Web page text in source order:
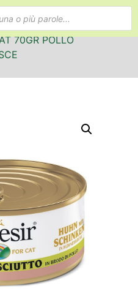
70GR POLLO